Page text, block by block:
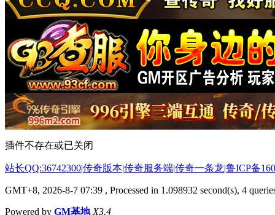
插件不存在或已关闭
站长QQ:36742300|传奇版本|传奇服务端|传奇一条龙|鲁ICP备
GMT+8, 2026-8-7 07:39 , Processed in 1.098932 second(s), 4
Powered by GM基地 X3.4